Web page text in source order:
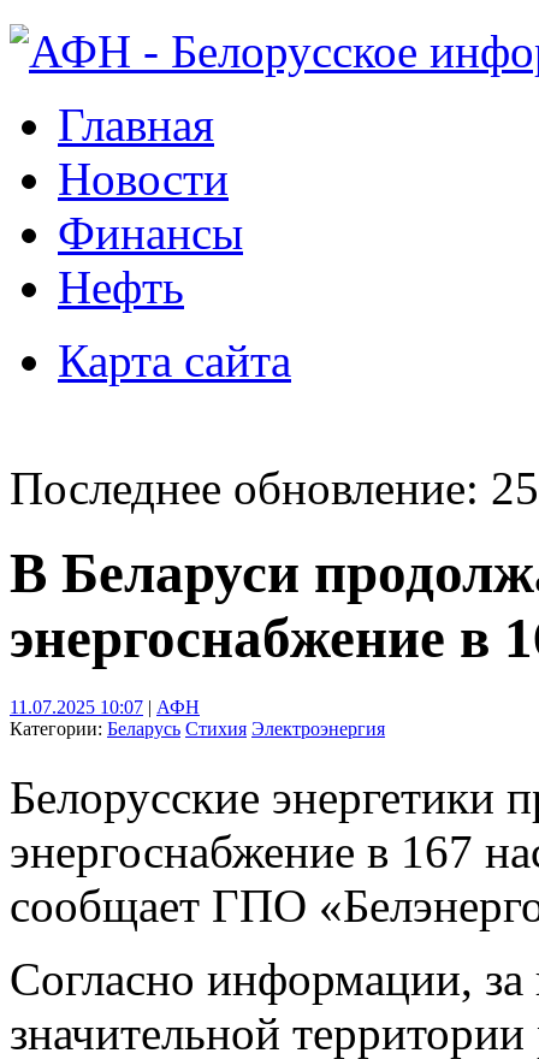
Главная
Новости
Финансы
Нефть
Карта сайта
Последнее обновление:
В Беларуси
энергоснабжение в
11.07.2025 10:07 | АФН
Категории: Беларусь Стихия Электроэнергия
Белорусские энергетики
энергоснабжение в 167
сообщает ГПО
Согласно информации,
значительной